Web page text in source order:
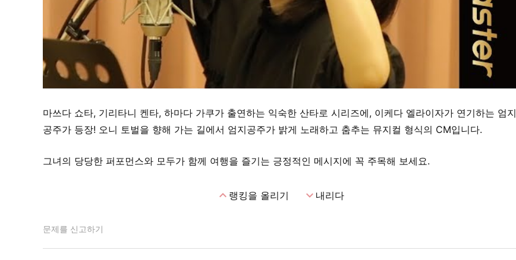
마쓰다 쇼타, 기리타니 켄타, 하마다 가쿠가 출연하는 익숙한 산타로 시리즈에, 이케다 엘라이자가 연기하는 엄지
공주가 등장! 오니 토벌을 향해 가는 길에서 엄지공주가 밝게 노래하고 춤추는 뮤지컬 형식의 CM입니다.
그녀의 당당한 퍼포먼스와 모두가 함께 여행을 즐기는 긍정적인 메시지에 꼭 주목해 보세요.
expand_less랭킹을 올리기 expand_more내리다
문제를 신고하기